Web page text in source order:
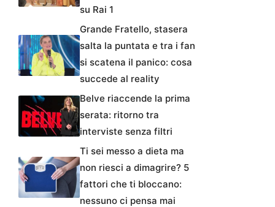
su Rai 1
Grande Fratello, stasera
salta la puntata e tra i fan
si scatena il panico: cosa
succede al reality
Belve riaccende la prima
serata: ritorno tra
interviste senza filtri
Ti sei messo a dieta ma
non riesci a dimagrire? 5
fattori che ti bloccano:
nessuno ci pensa mai